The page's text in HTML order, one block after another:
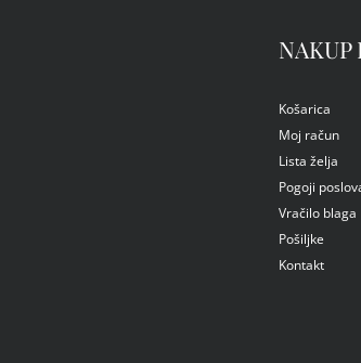
NAKUP
Košarica
Moj račun
Lista želja
Pogoji
Vračilo blaga
Pošiljke
Kontakt